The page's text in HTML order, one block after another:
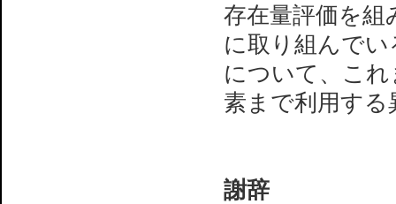
存在量評価を組
に取り組んで
について、こ
素まで利用す
謝辞